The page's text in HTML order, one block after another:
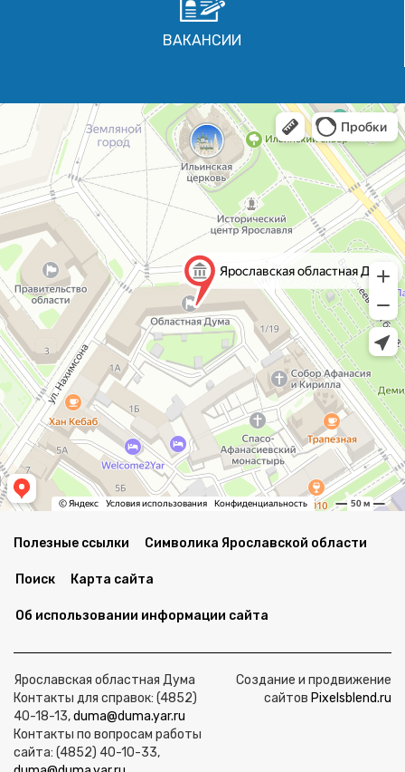
ВАКАНСИИ
Полезные ссылки Символика Ярославской области
Поиск Карта сайта
Об использовании информации сайта
Ярославская областная Дума
Контакты для справок: (4852)
40-18-13,duma@duma.yar.ru
Контакты по вопросам работы
сайта: (4852) 40-10-33,
Создание и продвижение
сайтов Pixelsblend.ru